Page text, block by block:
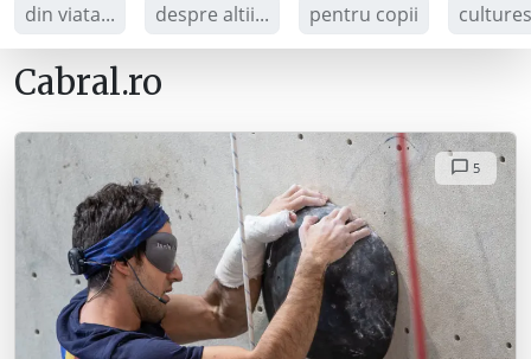
din viata... despre altii... pentru copii
Cabral.ro
5